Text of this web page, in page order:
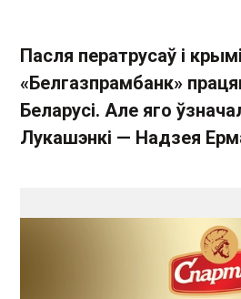
Пасля ператрусаў і
«Белгазпрамбанк»
Беларусі. Але яго
Лукашэнкі — Надзея